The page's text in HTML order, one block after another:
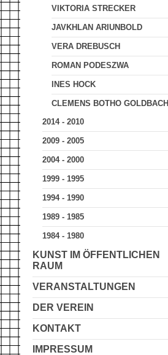
VIKTORIA STRECKER
JAVKHLAN ARIUNBOLD
VERA DREBUSCH
ROMAN PODESZWA
INES HOCK
CLEMENS BOTHO GOLDBACH
2014 - 2010
2009 - 2005
2004 - 2000
1999 - 1995
1994 - 1990
1989 - 1985
1984 - 1980
KUNST IM ÖFFENTLICHEN
RAUM
VERANSTALTUNGEN
DER VEREIN
KONTAKT
IMPRESSUM